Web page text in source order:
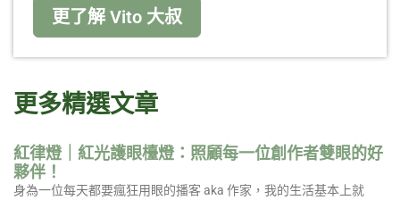
更了解 Vito 大叔
更多精選文章
紅律燈｜紅光護眼檯燈：照顧每一位創作者雙眼的好
夥伴！
身為一位每天都要瘋狂用眼的播客 aka 作家，我的生活基本上就